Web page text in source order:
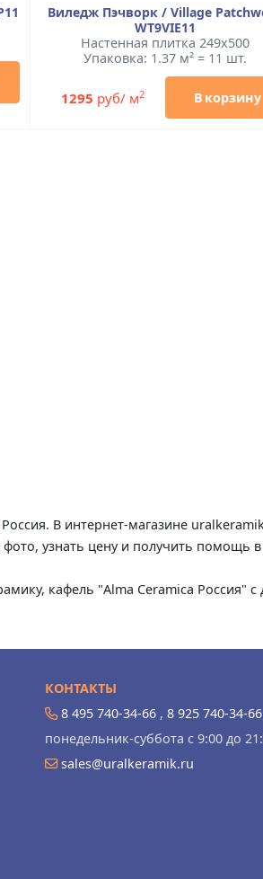
Виледж Пэчворк / Village
WT9VIE11
Настенная плитка 249x500
Упаковка: 1.37 м² = 11 шт.
1295 руб/ м2 В корзину
В интернет-магазине
фото, узнать цену и получить помощь
кафель "Alma Ceramica Россия"
КОНТАКТЫ
8 495 740-34-66 , 8 925 740-34-66
понедельник-суббота с 9:00 до
sales@uralkeramik.ru